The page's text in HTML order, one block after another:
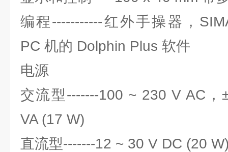
编程-----------红外手操器，
PC 机的 Dolphin Plus 软件
电源
交流型-------100 ~ 230 V AC
VA (17 W)
直流型-------12 ~ 30 V DC (20